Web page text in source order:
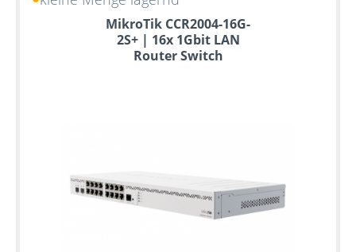
MikroTik CCR2004-16G-
2S+ | 16x 1Gbit LAN
Router Switch